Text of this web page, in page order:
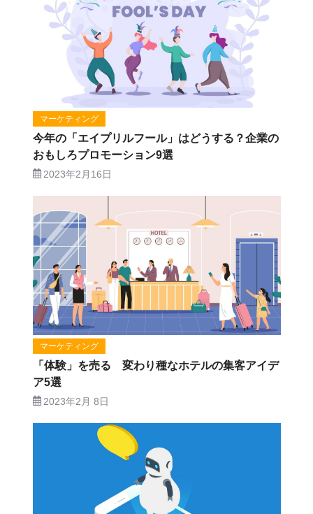
マーケティング
今年の「エイプリルフール」はどうする？企業の
おもしろプロモーション9選
2023年2月16日
マーケティング
「体験」を売る 変わり種なホテルの集客アイデ
ア5選
2023年2月 8日